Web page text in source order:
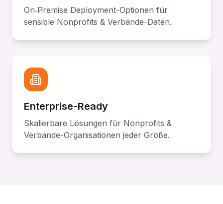
On‑Premise Deployment-Optionen für
sensible Nonprofits & Verbände-Daten.
Enterprise-Ready
Skalierbare Lösungen für Nonprofits &
Verbände-Organisationen jeder Größe.